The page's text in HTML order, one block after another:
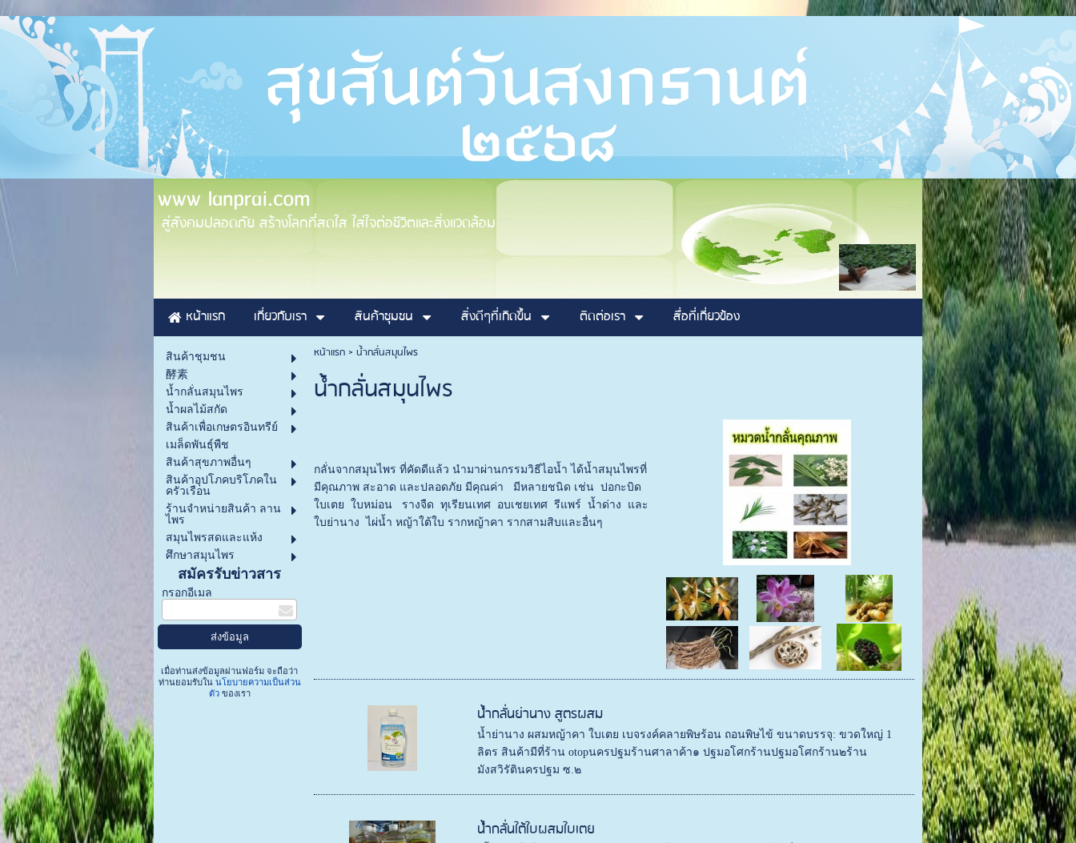
www lanprai.com
สู่สังคมปลอดภัย สร้างโลกที่สดใส ใส่ใจต่อชีวิตและสิ่งแวดล้อม
หน้าแรก เกี่ยวกับเรา สินค้าชุมชน สิ่งดีๆที่เกิดขึ้น ติดต่อเรา สื่อที่เกี่ยวข้อง
สินค้าชุมชน
酵素
น้ำกลั่นสมุนไพร
น้ำผลไม้สกัด
สินค้าเพื่อเกษตรอินทรีย์
เมล็ดพันธุ์พืช
สินค้าสุขภาพอื่นๆ
สินค้าอุปโภคบริโภคใน
ครัวเรือน
ร้านจำหน่ายสินค้า ลาน
ไพร
สมุนไพรสดและแห้ง
ศึกษาสมุนไพร
สมัครรับข่าวสาร
กรอกอีเมล
เมื่อท่านส่งข้อมูลผ่านฟอร์ม จะถือว่า
ท่านยอมรับในนโยบายความเป็นส่วน
ตัว ของเรา
หน้าแรก> น้ำกลั่นสมุนไพร
น้ำกลั่นสมุนไพร
กลั่นจากสมุนไพร ที่คัดดีแล้ว นำมาผ่านกรรมวิธีไอน้ำ ได้น้ำสมุนไพรที่
มีคุณภาพ สะอาด และปลอดภัย มีคุณค่า มีหลายชนิด เช่น ปอกะบิด
ใบเตย ใบหม่อน รางจืด ทุเรียนเทศ อบเชยเทศ รีแพร์ น้ำด่าง และ
ใบย่านาง ไผ่น้ำ หญ้าใต้ใบ รากหญ้าคา รากสามสิบและอื่นๆ
น้ำกลั่นย่านาง สูตรผสม
น้ำย่านาง ผสมหญ้าคา ใบเตย เบจรงค์คลายพิษร้อน ถอนพิษไข้ ขนาดบรรจุ: ขวดใหญ่ 1
ลิตร สินค้ามีที่ร้าน otopนครปฐมร้านศาลาค้า๑ ปฐมอโศกร้านปฐมอโศกร้าน๒ร้าน
มังสวิรัตินครปฐม ซ.๒
น้ำกลั่นใต้ใบผสมใบเตย